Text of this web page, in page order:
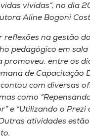
vívidas”, no dia
Aline Bogoni
reflexões na gestão
pedagógico em sala
promoveu, entre os
de Capacitação
com diversas
como
e “Utilizando o
atividades